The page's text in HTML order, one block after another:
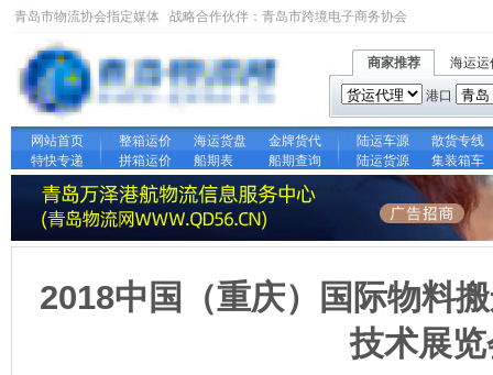
青岛市物流协会指定媒体 战略合作伙伴： 青岛市跨境电子商务协会
商家推荐 海运运
港口
网站首页 整箱运价 海运货盘 金牌货代 陆运车源
散货专线
特快专递
拼箱运价 船期表 船期查询 陆运货源 集装箱车
2018中国（重庆）国际物料
技术展